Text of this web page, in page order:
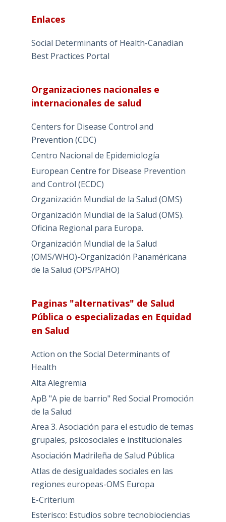
Enlaces
Social Determinants of Health-Canadian
Best Practices Portal
Organizaciones nacionales e
internacionales de salud
Centers for Disease Control and
Prevention (CDC)
Centro Nacional de Epidemiología
European Centre for Disease Prevention
and Control (ECDC)
Organización Mundial de la Salud (OMS)
Organización Mundial de la Salud (OMS).
Oficina Regional para Europa.
Organización Mundial de la Salud
(OMS/WHO)-Organización Panaméricana
de la Salud (OPS/PAHO)
Paginas "alternativas" de Salud
Pública o especializadas en Equidad
en Salud
Action on the Social Determinants of
Health
Alta Alegremia
ApB "A pie de barrio" Red Social Promoción
de la Salud
Area 3. Asociación para el estudio de temas
grupales, psicosociales e institucionales
Asociación Madrileña de Salud Pública
Atlas de desigualdades sociales en las
regiones europeas-OMS Europa
E-Criterium
Esterisco: Estudios sobre tecnobiociencias